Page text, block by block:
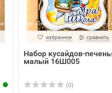
избранное сравнить
Набор кусайдов-
малый 16Ш005
(0)